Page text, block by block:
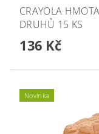
CRAYOLA
DRUHŮ 15 KS
136 Kč
Novinka